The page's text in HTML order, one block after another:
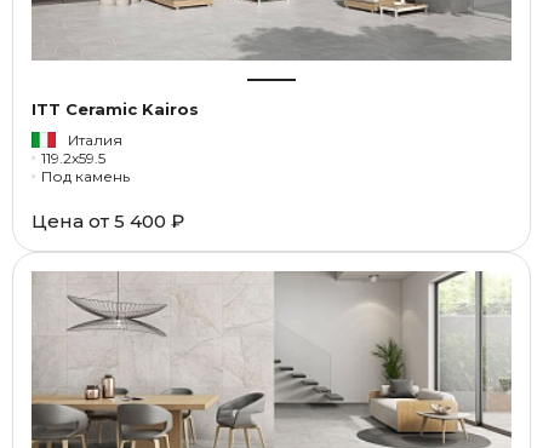
ITT Ceramic Kairos
Италия
119.2x59.5
Под камень
Цена от 5 400 ₽